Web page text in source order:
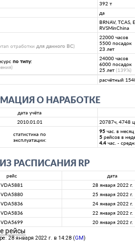
392 т
да
BRNAV, TCAS,
RVSMinChina
отработки для данного ВС)
22000 часов
5500 посадок
23 лет
по типу:
24000 часов
6000 посадок
25 лет (139%)
расчётный
О НАРАБОТКЕ
дата учёта
2010.01.01
20787ч, 4748
статистика по
эксплуатации:
95 час. в
5 рейсов в
4.4 час. -
РАСПИСАНИЯ RP
рейс дата
VDA5881
28 января 2022 г.
VDA5880
25 января 2022 г.
VDA5836
24 января 2022 г.
VDA5836
22 января 2022 г.
VDA5699
20 января 2022 г.
рейсы
28 января 2022 г. в 14:28 (GM)